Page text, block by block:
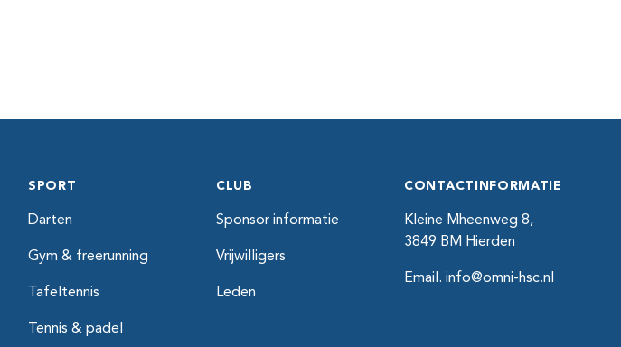
SPORT
Darten
Gym & freerunning
Tafeltennis
Tennis & padel
CLUB
Sponsor informatie
Vrijwilligers
Leden
CONTACTINFORMATIE
Kleine Mheenweg 8,
3849 BM Hierden
Email. info@omni-hsc.nl